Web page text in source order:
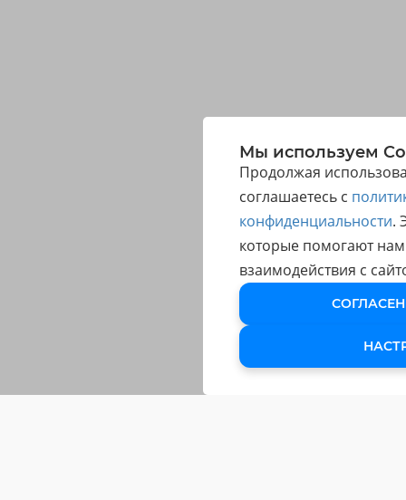
Мы используем
Продолжая
соглашаетесь с
конфиденциальности.
которые помогают
взаимодействия с